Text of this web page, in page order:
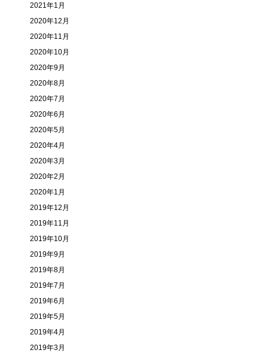
2021年1月
2020年12月
2020年11月
2020年10月
2020年9月
2020年8月
2020年7月
2020年6月
2020年5月
2020年4月
2020年3月
2020年2月
2020年1月
2019年12月
2019年11月
2019年10月
2019年9月
2019年8月
2019年7月
2019年6月
2019年5月
2019年4月
2019年3月